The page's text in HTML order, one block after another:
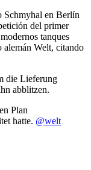
Schmyhal en Berlín
del primer
tanques
alemán Welt, citando
die Lieferung
abblitzen.
Plan
hatte. @welt